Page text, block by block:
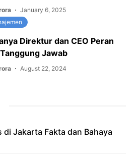
January 6, 2025
Direktur dan CEO Peran
Jawab
August 22, 2024
di Jakarta Fakta dan Bahaya